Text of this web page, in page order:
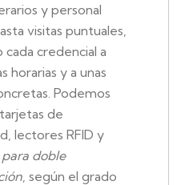
y personal
visitas puntuales,
cada credencial a
horarias y a unas
Podemos
de
lectores RFID y
doble
, según el grado